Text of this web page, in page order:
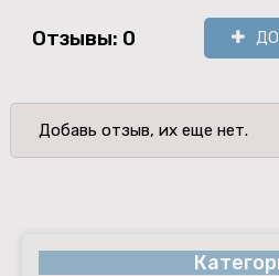
Отзывы: 0
Добавь отзыв, их еще нет.